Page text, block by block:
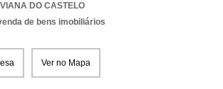
VIANA DO CASTELO
de bens imobiliários
Ver no Mapa